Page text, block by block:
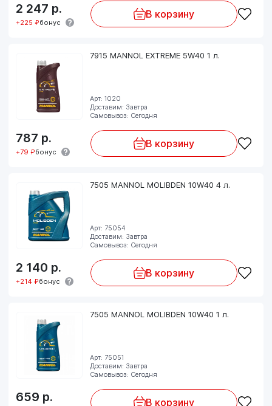
2 247 р.
+225 ₽бонус
В корзину
7915 MANNOL EXTREME 5W40 1 л.
Арт: 1020
Доставим: Завтра
Самовывоз: Сегодня
787 р.
+79 ₽бонус
В корзину
7505 MANNOL MOLIBDEN 10W40 4 л.
Арт: 75054
Доставим: Завтра
Самовывоз: Сегодня
2 140 р.
+214 ₽бонус
В корзину
7505 MANNOL MOLIBDEN 10W40 1 л.
Арт: 75051
Доставим: Завтра
Самовывоз: Сегодня
659 р. В корзину